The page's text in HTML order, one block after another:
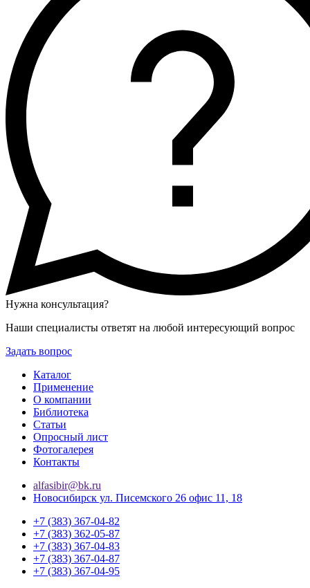
Нужна консультация?
Наши специалисты ответят на любой интересующий вопрос
Задать вопрос
Каталог
Применение
О компании
Библиотека
Статьи
Опросный лист
Фотогалерея
Контакты
alfasibir@bk.ru
Новосибирск ул. Писемского 26 офис 11, 18
+7 (383) 367-04-82
+7 (383) 362-05-87
+7 (383) 367-04-83
+7 (383) 367-04-87
+7 (383) 367-04-95